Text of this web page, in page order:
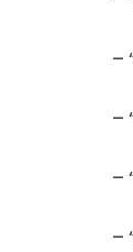
–
–
–
–